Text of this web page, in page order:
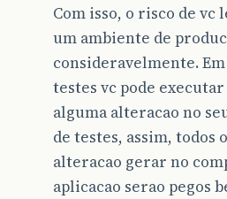
Com isso, o risco de
um ambiente de
consideravelmente.
testes vc pode
alguma alteracao no
de testes, assim, todos
alteracao gerar no
aplicacao serao pegos